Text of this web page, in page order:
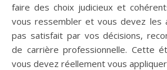
faire des choix judicieux et
vous ressembler et vous devez les
pas satisfait par vos décisions,
de carrière professionnelle. Cette
vous devez réellement vous